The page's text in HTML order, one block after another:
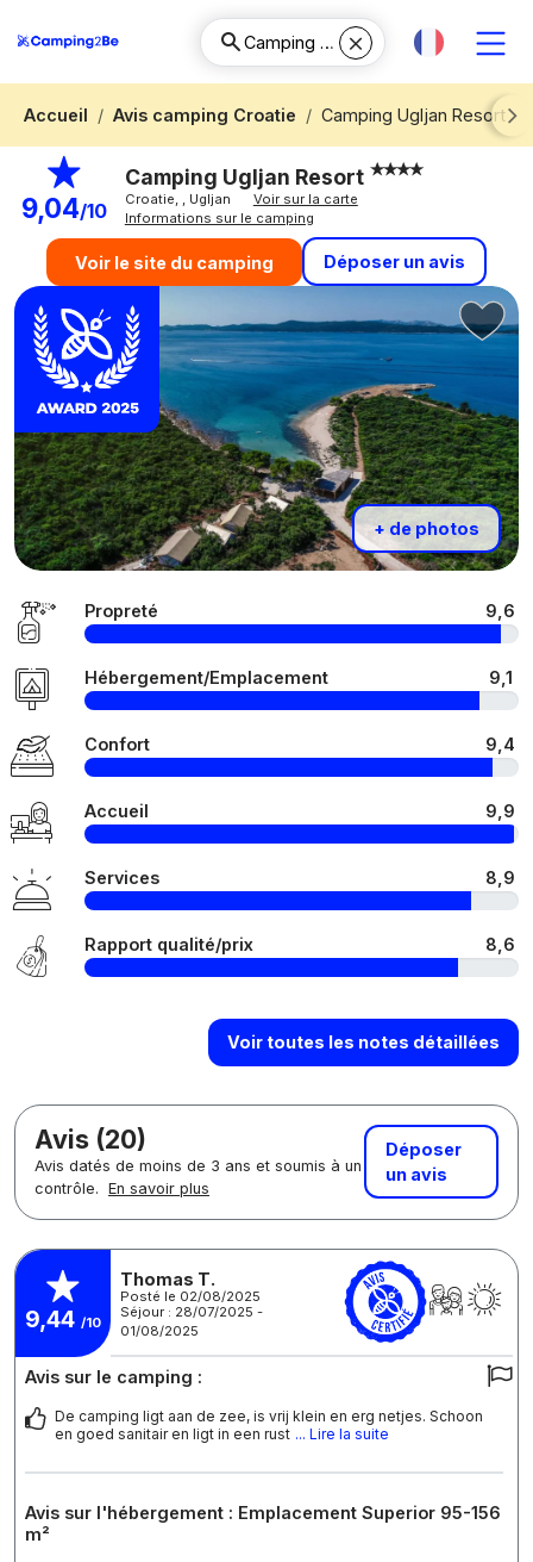
Accueil Avis camping Croatie
Camping Ugljan Resort
Next
9,04/10
Camping Ugljan Resort
Croatie, , Ugljan
Voir sur la carte
Informations sur le camping
Voir le site du camping Déposer un avis
+ de photos
Propreté 9,6
Hébergement/Emplacement 9,1
Confort 9,4
Accueil 9,9
Services 8,9
Rapport qualité/prix 8,6
Voir toutes les notes détaillées
Avis (20)
Avis datés de moins de 3 ans et soumis à un
contrôle. En savoir plus
Déposer
un avis
9,44 /10
Thomas T.
Posté le 02/08/2025
Séjour : 28/07/2025 -
01/08/2025
Avis sur le camping :
De camping ligt aan de zee, is vrij klein en erg netjes. Schoon
en goed sanitair en ligt in een rust ... Lire la suite
Avis sur l'hébergement : Emplacement Superior 95-156
m²